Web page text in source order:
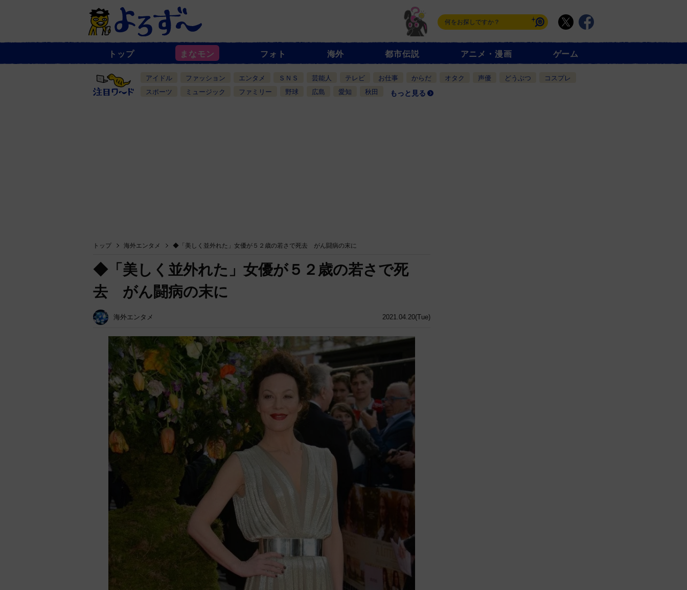
ュ
一
覧
トップ まなモン フォト 海外 都市伝説 アニメ・漫画 ゲーム
アイドル ファッション エンタメ ＳＮＳ 芸能人 テレビ お仕事 からだ オタク 声優 どうぶつ
コスプレ
スポーツ
ミュージック ファミリー 野球 広島 愛知 秋田 もっと見る
トップ 海外エンタメ ◆「美しく並外れた」女優が５２歳の若さで死去 がん闘病の末に
2021.04.20(Tue)
◆「美しく並外れた」女優が５２歳の若さで死
去 がん闘病の末に
海外エンタメ